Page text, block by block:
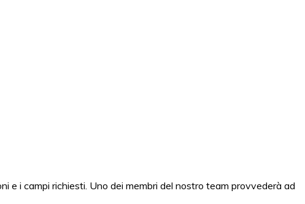
e i campi richiesti. Uno dei membri del nostro team provvederà ad